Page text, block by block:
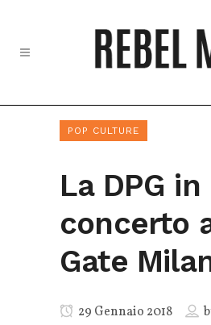
POP CULTURE
La DPG in
concerto
Gate
29 Gennaio 2018